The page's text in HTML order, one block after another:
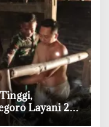
Layani 278